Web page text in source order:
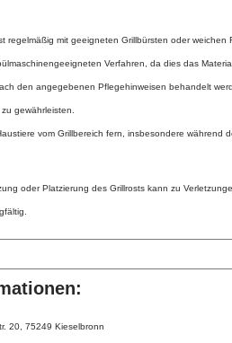
regelmäßig mit geeigneten Grillbürsten oder weichen
Verfahren, da dies das
den angegebenen Pflegehinweisen behandelt
gewährleisten.
vom Grillbereich fern, insbesondere während
oder Platzierung des Grillrosts kann zu
20, 75249 Kieselbronn